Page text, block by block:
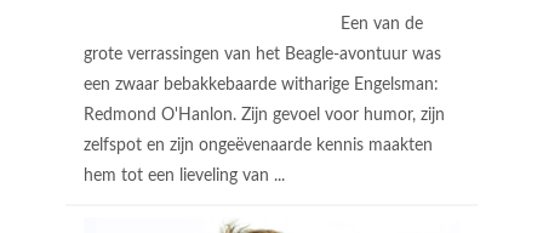
Een van de
grote verrassingen van het Beagle-avontuur was
een zwaar bebakkebaarde witharige Engelsman:
Redmond O'Hanlon. Zijn gevoel voor humor, zijn
zelfspot en zijn ongeëvenaarde kennis maakten
hem tot een lieveling van ...